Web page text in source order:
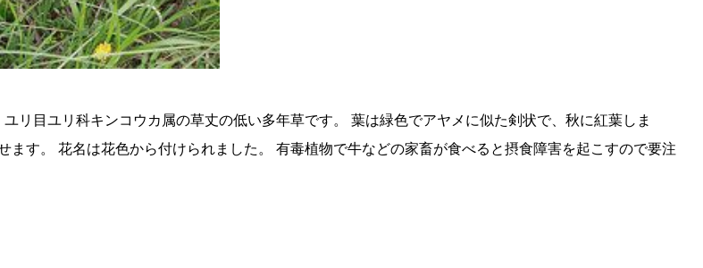
リ目ユリ科キンコウカ属の草丈の低い多年草です。 葉は緑色でアヤメに似た剣状で、秋に紅葉しま
す。 花名は花色から付けられました。 有毒植物で牛などの家畜が食べると摂食障害を起こすので要注